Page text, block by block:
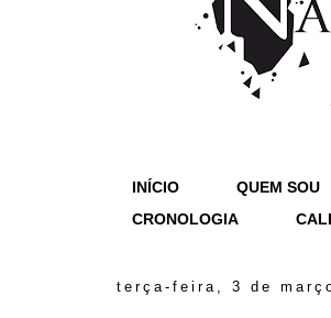
INÍCIO QUEM SOU
CRONOLOGIA
terça-feira, 3 de